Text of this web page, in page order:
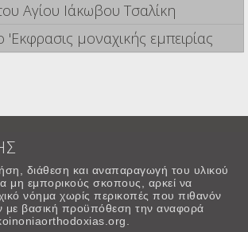
Αγίου Ιάκωβου Τσαλίκη
'Εκφρασις μοναχικής εμπειρίας
διάθεση και αναπαραγωγή του υλικού
μη εμπορικούς σκοπους, αρκεί να
νόημα χωρίς περικοπές που πιθανόν
με βασική προϋπόθεση την αναφορά